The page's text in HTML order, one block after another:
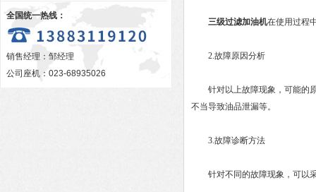
全国统一热线：
销售经理：邹经理
公司座机：023-68935026
三级过滤加油机在使用过程
2.故障原因分析
针对以上故障现象，可能的原
不当导致油品泄漏等。
3.故障诊断方法
针对不同的故障现象，可以